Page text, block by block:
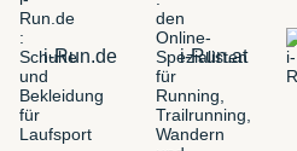
i-Run.de i-Run.at